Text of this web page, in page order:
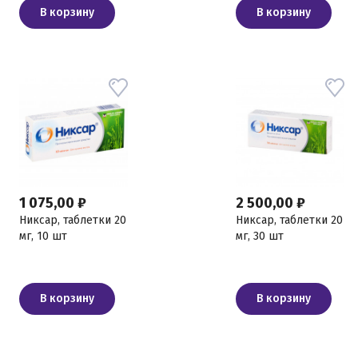
В корзину В корзину
1 075,00 ₽
Никсар, таблетки 20
мг, 10 шт
В корзину
2 500,00 ₽
Никсар, таблетки 20
мг, 30 шт
В корзину